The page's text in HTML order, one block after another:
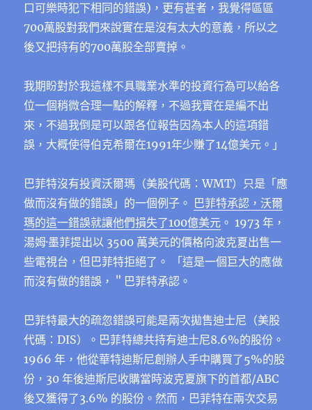
口可樂時犯下相同的錯誤)，更有甚者，我覺得區區
700萬股對我們來說實在是沒有太大的意義，所以之
後又把持有的700萬股全部賣掉。
我期盼對於我這樣不具職業水準的投資行為可以給各
位一個稍微合理一點的解釋，不過我實在是編不出
來，不過我倒是可以跟各位報告因為本人的這項錯
誤，大概使得伯克希爾在1991年少賺了14億美元。」
巴菲特沒有投資沃爾瑪（美股代碼：WMT）只是「應
做而沒有做的錯誤」的一個例子。 巴菲特承認，沃爾
瑪的這一錯誤就讓他們損失了100億美元 。 1973 年，
湯姆·墨菲提出以 3500 萬美元的價格向波克夏出售一
些電視台，但巴菲特拒絕了。 「這是一個巨大的應做
而沒有做的錯誤，＂巴菲特承認。
巴菲特最大的疏忽錯誤可能是兩次拋售迪士尼（美股
代碼：DIS）。巴菲特總共持有迪士尼8.6%的股份。
1966 年，他從華特迪斯尼創辦人手中購買了5%的股
份，30 年後迪斯尼收購當時波克夏旗下的首都/ABC
後又獲得了3.6% 的股份。然而，巴菲特在兩次交易